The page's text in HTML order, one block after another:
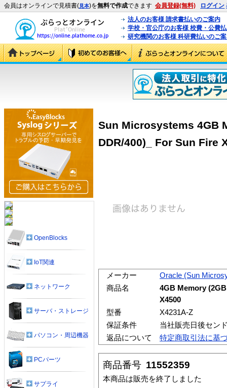
会員はオンラインで見積書(見本)を無料で作成できます 会員登録(無料) ログイン
法人のお客様 請求書払いのご案内
学校・官公庁のお客様 校費・公費
研究機関のお客様 科研費払いのご
Sun Microsystems 4GB
DDR/400)_ For Sun Fire
メーカー
Oracle (Sun
商品名
4GB Memory
X4500
型番
X4231A-Z
保証条件
当社販売日後セン
返品について
特定商取引法に基
商品番号 11552359
本商品は販売を終了しました
OpenBlocks
IoT関連
ネットワーク
サーバ・ストレージ
パソコン・周辺機器
PCパーツ
サプライ